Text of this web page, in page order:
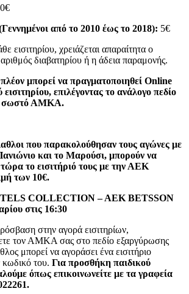
από το 2010 έως το 2018): 5€
εισιτηρίου, χρειάζεται απαραίτητα ο
διαβατηρίου ή η άδεια παραμονής.
μπορεί να πραγματοποιηθεί Online
επιλέγοντας το ανάλογο πεδίο
σωστό ΑΜΚΑ.
που παρακολούθησαν τους αγώνες με
και το Μαρούσι, μπορούν να
το εισιτήριό τους με την ΑΕΚ
των 10€.
COLLECTION – AEK BETSSON
στις 16:30
στην αγορά εισιτηρίων,
τον ΑΜΚΑ σας στο πεδίο εξαργύρωσης
μπορεί να αγοράσει ένα εισιτήριο
κωδικό του. Για προσθήκη παιδικού
όπως επικοινωνείτε με τα γραφεία